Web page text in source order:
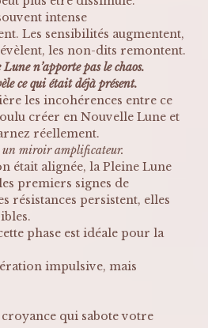
intense
Les sensibilités augmentent,
les non-dits remontent.
n’apporte pas le chaos.
ce qui était déjà présent.
les incohérences entre ce
créer en Nouvelle Lune et
réellement.
un miroir amplificateur.
était alignée, la Pleine Lune
premiers signes de
résistances persistent, elles
phase est idéale pour la
impulsive, mais
qui sabote votre